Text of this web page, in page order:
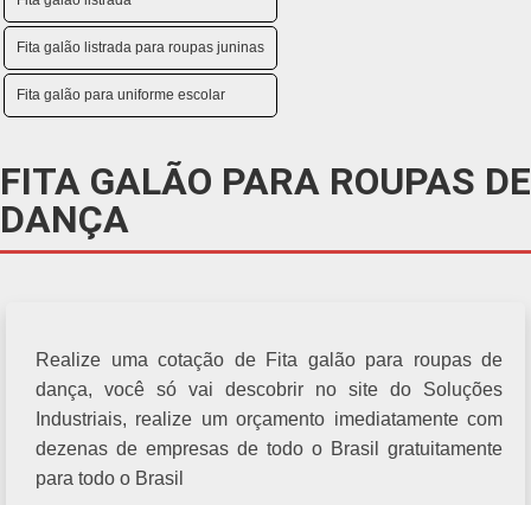
Fita galão listrada para roupas juninas
Fita galão para uniforme escolar
FITA GALÃO PARA ROUPAS DE
DANÇA
Realize uma cotação de Fita galão para roupas de
dança, você só vai descobrir no site do Soluções
Industriais, realize um orçamento imediatamente com
dezenas de empresas de todo o Brasil gratuitamente
para todo o Brasil